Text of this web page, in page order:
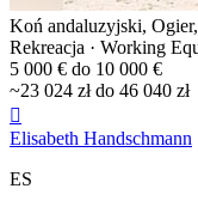
Koń andaluzyjski,
Rekreacja · Working
5 000 € do 10 000 €
~23 024 zł do 46 040 zł

Elisabeth Handschmann
ES